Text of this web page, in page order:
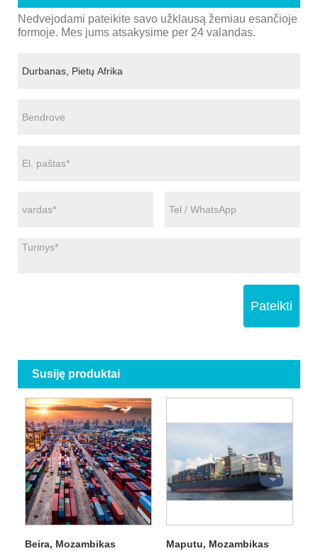
Nedvejodami pateikite savo užklausą žemiau esančioje
formoje. Mes jums atsakysime per 24 valandas.
Pateikti
Susiję produktai
Beira, Mozambikas Maputu, Mozambikas